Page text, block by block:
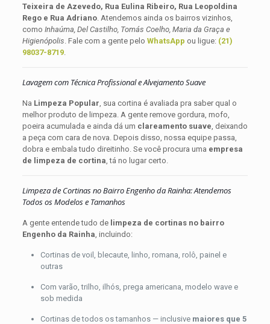
Teixeira de Azevedo, Rua Eulina Ribeiro, Rua Leopoldina
Rego e Rua Adriano. Atendemos ainda os bairros vizinhos,
como Inhaúma, Del Castilho, Tomás Coelho, Maria da Graça e
Higienópolis . Fale com a gente pelo WhatsApp ou ligue: (21)
98037-8719.
Lavagem com Técnica Profissional e Alvejamento Suave
Na Limpeza Popular , sua cortina é avaliada pra saber qual o
melhor produto de limpeza. A gente remove gordura, mofo,
poeira acumulada e ainda dá um clareamento suave , deixando
a peça com cara de nova. Depois disso, nossa equipe passa,
dobra e embala tudo direitinho. Se você procura uma empresa
de limpeza de cortina , tá no lugar certo.
Limpeza de Cortinas no Bairro Engenho da Rainha: Atendemos
Todos os Modelos e Tamanhos
A gente entende tudo de limpeza de cortinas no bairro
Engenho da Rainha , incluindo:
Cortinas de voil, blecaute, linho, romana, rolô, painel e
outras
Com varão, trilho, ilhós, prega americana, modelo wave e
sob medida
Cortinas de todos os tamanhos — inclusive maiores que 5